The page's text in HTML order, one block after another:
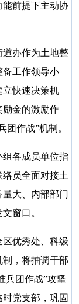
前提下主动协
道办作为土地整
备工作领导小
立快速决策机
励金的激励作
团作战”机制。
组各成员单位指
络员全面对接土
大、内部部门
窗口。
区优秀处、科级
，将抽调干部
兵团作战”攻坚
党支部，巩固